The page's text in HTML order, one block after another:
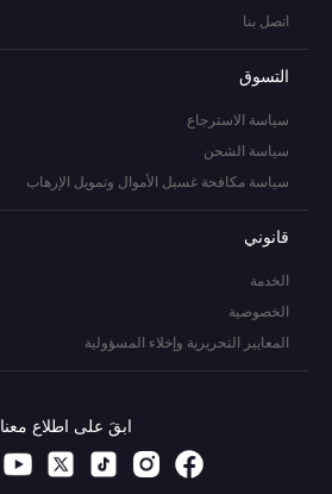
اتصل بنا
التسوق
سياسة الاسترجاع
سياسة الشحن
سياسة مكافحة غسيل الأموال وتمويل الإرهاب
قانوني
الخدمة
الخصوصية
المعايير التحريرية وإخلاء المسؤولية
ابقَ على اطلاع معنا